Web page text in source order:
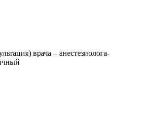
врача – анестезиолога-